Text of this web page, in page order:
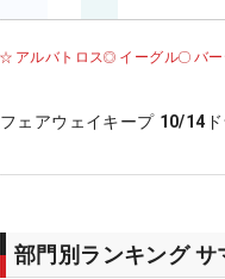
アルバトロス イーグル バー
フェアウェイキープ 10/14
部門別ランキング サ